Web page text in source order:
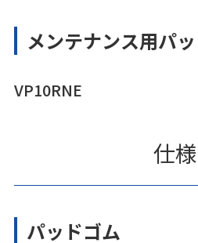
メンテナンス用パ
VP10RNE
仕様
パッドゴム